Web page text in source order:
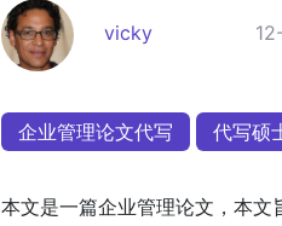
vicky
企业管理论文代写 代写硕
本文是一篇企业管理论文，本文